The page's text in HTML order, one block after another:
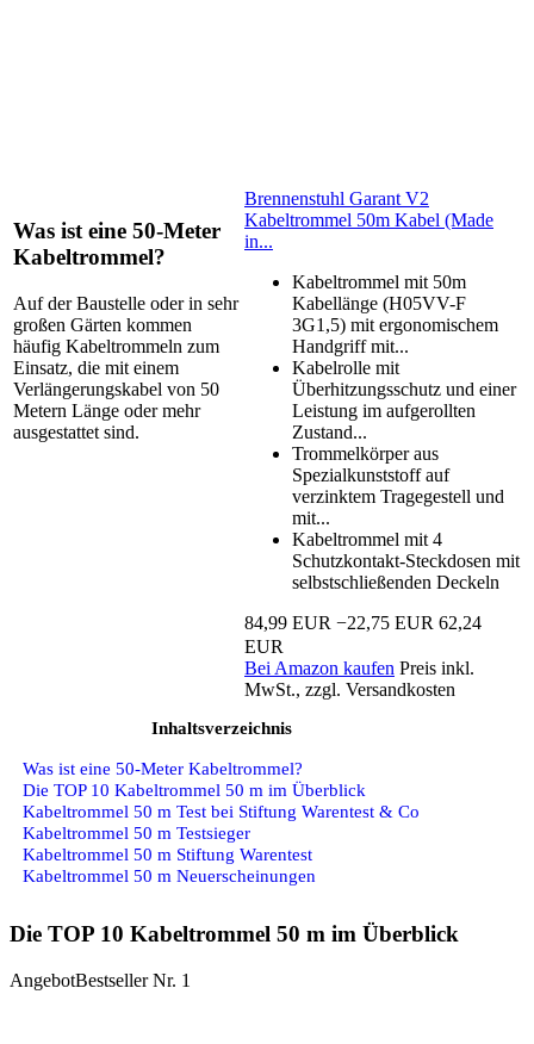
Was ist eine 50-Meter
Kabeltrommel?
Auf der Baustelle oder in sehr
großen Gärten kommen
häufig Kabeltrommeln zum
Einsatz, die mit einem
Verlängerungskabel von 50
Metern Länge oder mehr
ausgestattet sind.
Brennenstuhl Garant V2
Kabeltrommel 50m Kabel (Made
in...
Kabeltrommel mit 50m
Kabellänge (H05VV-F
3G1,5) mit ergonomischem
Handgriff mit...
Kabelrolle mit
Überhitzungsschutz und einer
Leistung im aufgerollten
Zustand...
Trommelkörper aus
Spezialkunststoff auf
verzinktem Tragegestell und
mit...
Kabeltrommel mit 4
Schutzkontakt-Steckdosen mit
selbstschließenden Deckeln
84,99 EUR −22,75 EUR 62,24
EUR
Bei Amazon kaufen Preis inkl.
MwSt., zzgl. Versandkosten
Inhaltsverzeichnis
Was ist eine 50-Meter Kabeltrommel?
Die TOP 10 Kabeltrommel 50 m im Überblick
Kabeltrommel 50 m Test bei Stiftung Warentest & Co
Kabeltrommel 50 m Testsieger
Kabeltrommel 50 m Stiftung Warentest
Kabeltrommel 50 m Neuerscheinungen
Die TOP 10 Kabeltrommel 50 m im Überblick
AngebotBestseller Nr. 1